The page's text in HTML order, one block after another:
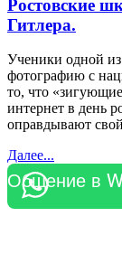
Ростовские
Гитлера.
Ученики одной из
фотографию с
то, что
интернет в день
оправдывают
Далее...
Общение в